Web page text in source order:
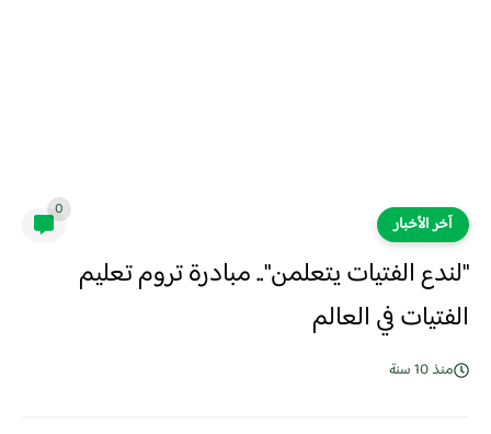
آخر الأخبار
0
"لندع الفتيات يتعلمن".. مبادرة تروم تعليم
الفتيات في العالم
منذ 10 سنة